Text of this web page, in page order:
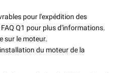
pour l'expédition des
Q1 pour plus d'informations.
sur le moteur.
du moteur de la